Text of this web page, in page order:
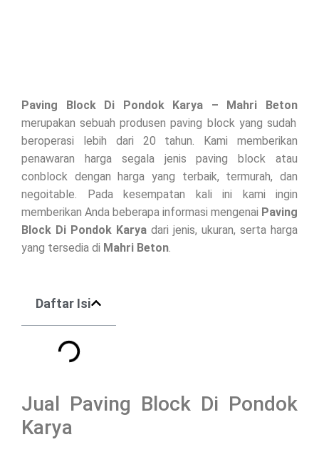
Paving Block Di Pondok Karya – Mahri Beton
merupakan sebuah produsen paving block yang sudah
beroperasi lebih dari 20 tahun. Kami memberikan
penawaran harga segala jenis paving block atau
conblock dengan harga yang terbaik, termurah, dan
negoitable. Pada kesempatan kali ini kami ingin
memberikan Anda beberapa informasi mengenai Paving
Block Di Pondok Karya dari jenis, ukuran, serta harga
yang tersedia di Mahri Beton.
Daftar Isi
Jual Paving Block Di Pondok
Karya